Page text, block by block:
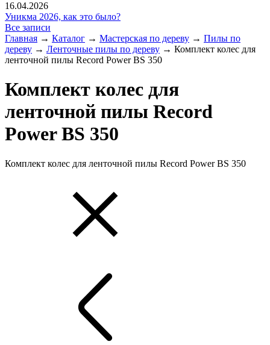
16.04.2026
Уникма 2026, как это было?
Все записи
Главная → Каталог → Мастерская по дереву → Пилы по
дереву → Ленточные пилы по дереву → Комплект колес для
ленточной пилы Record Power BS 350
Комплект колес для
ленточной пилы Record
Power BS 350
Комплект колес для ленточной пилы Record Power BS 350